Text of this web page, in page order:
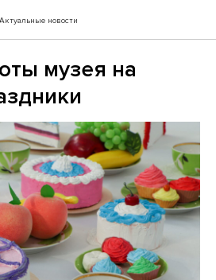
Актуальные новости
музея на